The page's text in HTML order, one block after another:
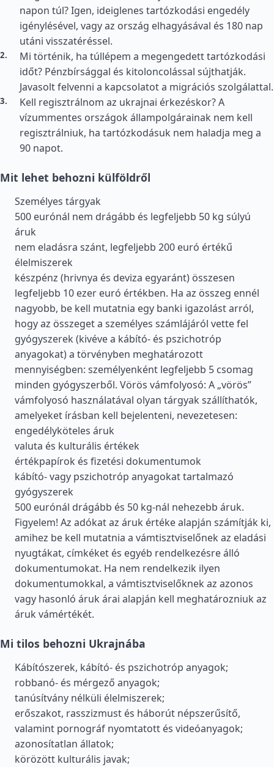
napon túl? Igen, ideiglenes tartózkodási engedély
igénylésével, vagy az ország elhagyásával és 180 nap
utáni visszatéréssel.
Mi történik, ha túllépem a megengedett tartózkodási
időt? Pénzbírsággal és kitoloncolással sújthatják.
Javasolt felvenni a kapcsolatot a migrációs szolgálattal.
Kell regisztrálnom az ukrajnai érkezéskor? A
vízummentes országok állampolgárainak nem kell
regisztrálniuk, ha tartózkodásuk nem haladja meg a
90 napot.
Mit lehet behozni külföldről
Személyes tárgyak
500 eurónál nem drágább és legfeljebb 50 kg súlyú
áruk
nem eladásra szánt, legfeljebb 200 euró értékű
élelmiszerek
készpénz (hrivnya és deviza egyaránt) összesen
legfeljebb 10 ezer euró értékben. Ha az összeg ennél
nagyobb, be kell mutatnia egy banki igazolást arról,
hogy az összeget a személyes számlájáról vette fel
gyógyszerek (kivéve a kábító- és pszichotróp
anyagokat) a törvényben meghatározott
mennyiségben: személyenként legfeljebb 5 csomag
minden gyógyszerből. Vörös vámfolyosó: A „vörös”
vámfolyosó használatával olyan tárgyak szállíthatók,
amelyeket írásban kell bejelenteni, nevezetesen:
engedélyköteles áruk
valuta és kulturális értékek
értékpapírok és fizetési dokumentumok
kábító- vagy pszichotróp anyagokat tartalmazó
gyógyszerek
500 eurónál drágább és 50 kg-nál nehezebb áruk.
Figyelem! Az adókat az áruk értéke alapján számítják ki,
amihez be kell mutatnia a vámtisztviselőnek az eladási
nyugtákat, címkéket és egyéb rendelkezésre álló
dokumentumokat. Ha nem rendelkezik ilyen
dokumentumokkal, a vámtisztviselőknek az azonos
vagy hasonló áruk árai alapján kell meghatározniuk az
áruk vámértékét.
Mi tilos behozni Ukrajnába
Kábítószerek, kábító- és pszichotróp anyagok;
robbanó- és mérgező anyagok;
tanúsítvány nélküli élelmiszerek;
erőszakot, rasszizmust és háborút népszerűsítő,
valamint pornográf nyomtatott és videóanyagok;
azonosítatlan állatok;
körözött kulturális javak;